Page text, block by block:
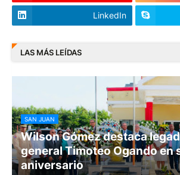
LinkedIn
LAS MÁS LEÍDAS
SAN JUAN
Wilson Gómez destaca
general Timoteo Ogando en
aniversario